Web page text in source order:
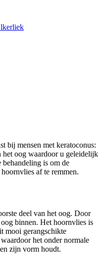
bij mensen met keratoconus:
oog waardoor u geleidelijk
is om de
af te remmen.
deel van het oog. Door
binnen. Het hoornvlies is
mooi gerangschikte
het onder normale
zijn vorm houdt.